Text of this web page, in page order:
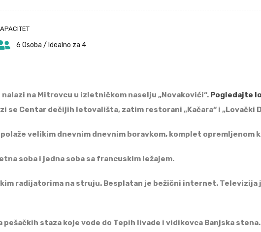
6 Osoba / Idealno za 4
na Mitrovcu u izletničkom naselju „Novakovići“. Pogledajte
se Centar dečijih letovališta, zatim restorani „Kačara“ i „Lovački
velikim dnevnim dnevnim boravkom, komplet opremljenom
soba i jedna soba sa francuskim ležajem.
radijatorima na struju. Besplatan je bežični internet.
pešačkih staza koje vode do Tepih livade i vidikovca Banjska stena.